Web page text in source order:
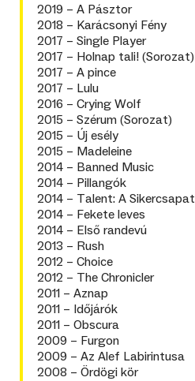
2019 – A Pásztor
2018 – Karácsonyi Fény
2017 – Single Player
2017 – Holnap tali! (Sorozat)
2017 – A pince
2017 – Lulu
2016 – Crying Wolf
2015 – Szérum (Sorozat)
2015 – Új esély
2015 – Madeleine
2014 – Banned Music
2014 – Pillangók
2014 – Talent: A Sikercsapat
2014 – Fekete leves
2014 – Első randevú
2013 – Rush
2012 – Choice
2012 – The Chronicler
2011 – Aznap
2011 – Időjárók
2011 – Obscura
2009 – Furgon
2009 – Az Alef Labirintusa
2008 – Ördögi kör